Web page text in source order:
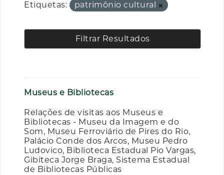
Etiquetas: patrimônio cultural
Filtrar Resultados
Museus e Bibliotecas
Relações de visitas aos Museus e
Bibliotecas - Museu da Imagem e do
Som, Museu Ferroviário de Pires do Rio,
Palácio Conde dos Arcos, Museu Pedro
Ludovico, Biblioteca Estadual Pio Vargas,
Gibiteca Jorge Braga, Sistema Estadual
de Bibliotecas Públicas